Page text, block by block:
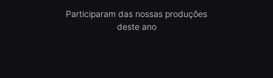
Participaram das nossas produções
deste ano